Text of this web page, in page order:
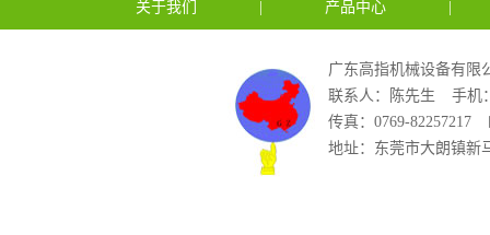
关于我们 产品中心
广东高指机械设备有限
联系人：陈先生
手机
传真：0769-82257217
地址：东莞市大朗镇新